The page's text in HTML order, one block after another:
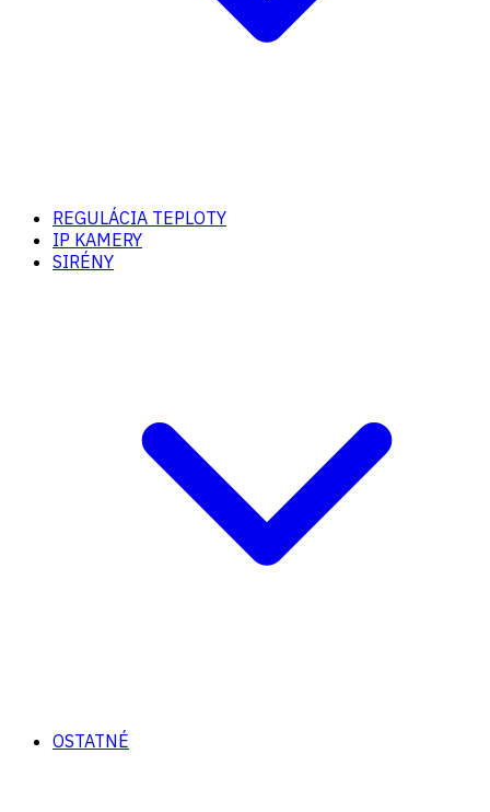
REGULÁCIA TEPLOTY
IP KAMERY
SIRÉNY
OSTATNÉ